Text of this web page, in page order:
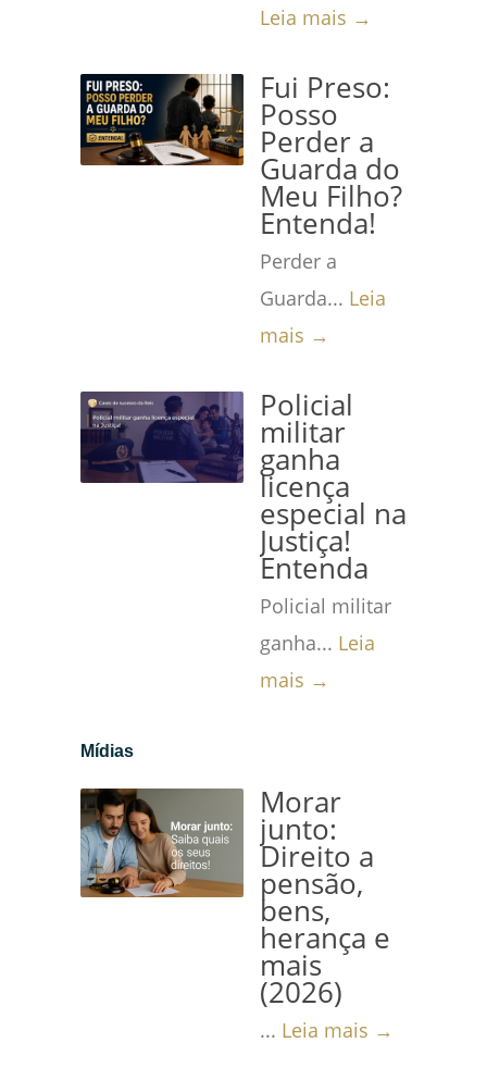
Leia mais →
Fui Preso:
Posso
Perder a
Guarda do
Meu Filho?
Entenda!
Perder a
Guarda... Leia
mais →
Policial
militar
ganha
licença
especial na
Justiça!
Entenda
Policial militar
ganha... Leia
mais →
Mídias
Morar
junto:
Direito a
pensão,
bens,
herança e
mais
(2026)
... Leia mais →